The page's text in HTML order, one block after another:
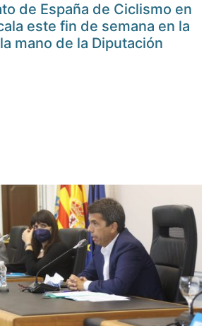
de España de Ciclismo en
este fin de semana en la
mano de la Diputación